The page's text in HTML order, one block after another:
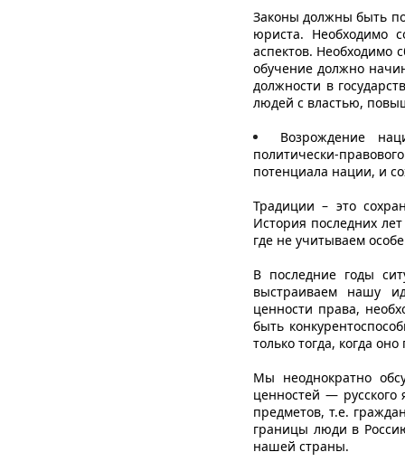
Законы должны быть
юриста. Необходимо
аспектов. Необходимо
обучение должно
должности в
людей с властью,
Возрождение
политически-
потенциала нации, и
Традиции – это
История последних
где не учитываем
В последние годы
выстраиваем нашу
ценности права,
быть
только тогда, когда
Мы неоднократно
ценностей — русского
предметов, т.е.
границы люди в
нашей страны.